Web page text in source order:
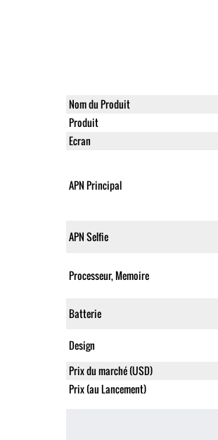
Nom du Produit
Produit
Ecran
APN Principal
APN Selfie
Processeur, Memoire
Batterie
Design
Prix du marché (USD)
Prix (au Lancement)